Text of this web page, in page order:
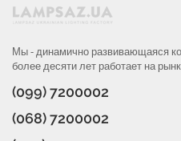
Мы - динамично развивающаяся
более десяти лет работает на
(099) 7200002
(068) 7200002